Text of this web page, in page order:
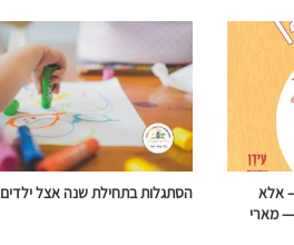
אלא
מארי
הסתגלות בתחילת שנה אצל ילדים